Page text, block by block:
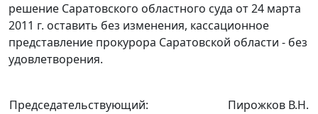
решение Саратовского областного суда от 24 марта
2011 г. оставить без изменения, кассационное
представление прокурора Саратовской области - без
удовлетворения.
Председательствующий: Пирожков В.Н.